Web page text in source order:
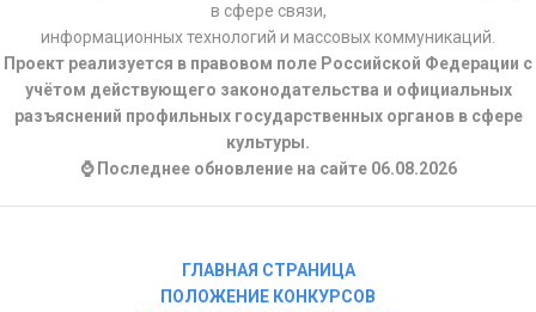
в сфере связи,
информационных технологий и массовых коммуникаций.
Проект реализуется в правовом поле Российской Федерации с
учётом действующего законодательства и официальных
разъяснений профильных государственных органов в сфере
культуры.
⌚ Последнее обновление на сайте 06.08.2026
ГЛАВНАЯ СТРАНИЦА
ПОЛОЖЕНИЕ КОНКУРСОВ